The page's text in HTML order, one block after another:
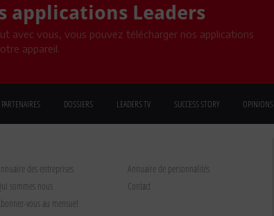
applications Leaders
avec vous, vous pouvez télécharger nos applications
appareil.
PARTENAIRES DOSSIERS LEADERS TV SUCCESS STORY OPINIONS
des entreprises
Annuaire de personnalités
sommes nous
Contact
vous au mensuel